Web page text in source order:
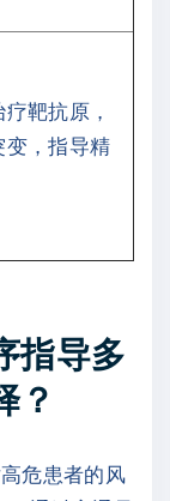
靶抗原，
变，指导精
指导多
？
危患者的风